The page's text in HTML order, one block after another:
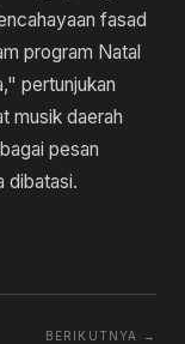
fasad
program Natal
pertunjukan
musik daerah
pesan
dibatasi.
BERIKUTNYA →